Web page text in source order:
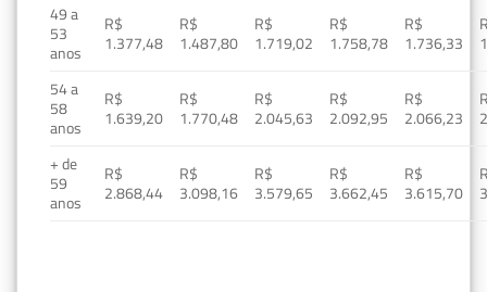
49 a
53
anos
R$
1.377,48
R$
1.487,80
R$
1.719,02
R$
1.758,78
R$
1.736,33
54 a
58
anos
R$
1.639,20
R$
1.770,48
R$
2.045,63
R$
2.092,95
R$
2.066,23
+ de
59
anos
R$
2.868,44
R$
3.098,16
R$
3.579,65
R$
3.662,45
R$
3.615,70